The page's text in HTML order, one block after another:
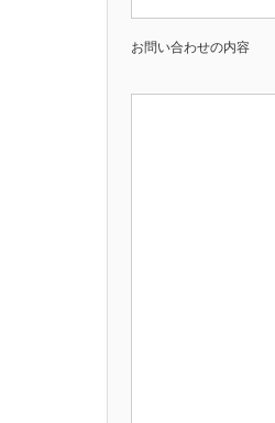
お問い合わせの内容